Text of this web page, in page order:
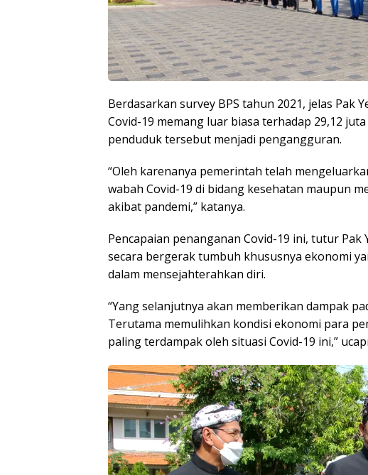
Berdasarkan survey BPS tahun 2021, jelas Pak
Covid-19 memang luar biasa terhadap 29,12
penduduk tersebut menjadi pengangguran.
“Oleh karenanya pemerintah telah
wabah Covid-19 di bidang kesehatan maupun
akibat pandemi,” katanya.
Pencapaian penanganan Covid-19 ini, tutur
secara bergerak tumbuh khususnya ekonomi
dalam mensejahterahkan diri.
“Yang selanjutnya akan memberikan dampak
Terutama memulihkan kondisi ekonomi para
paling terdampak oleh situasi Covid-19 ini,”